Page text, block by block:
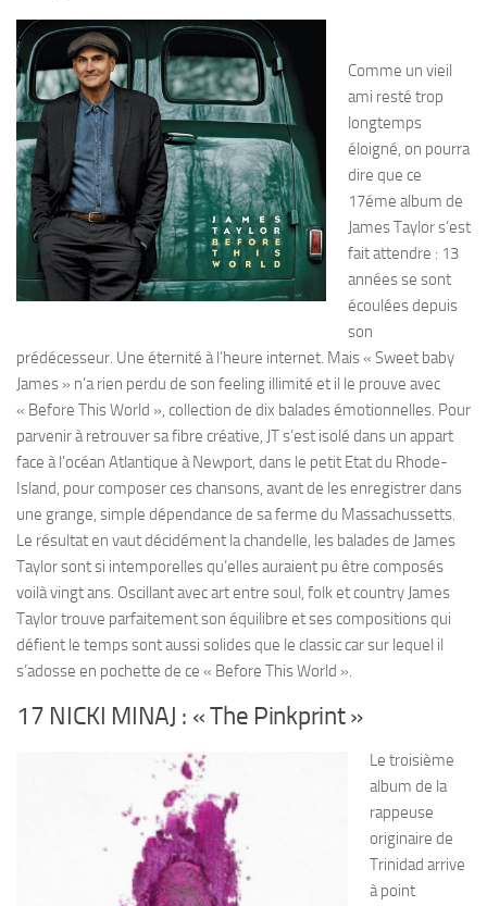
Comme un vieil
ami resté trop
longtemps
éloigné, on pourra
dire que ce
17éme album de
James Taylor s’est
fait attendre : 13
années se sont
écoulées depuis
son
prédécesseur. Une éternité à l’heure internet. Mais « Sweet baby
James » n’a rien perdu de son feeling illimité et il le prouve avec
« Before This World », collection de dix balades émotionnelles. Pour
parvenir à retrouver sa fibre créative, JT s’est isolé dans un appart
face à l’océan Atlantique à Newport, dans le petit Etat du Rhode-
Island, pour composer ces chansons, avant de les enregistrer dans
une grange, simple dépendance de sa ferme du Massachussetts.
Le résultat en vaut décidément la chandelle, les balades de James
Taylor sont si intemporelles qu’elles auraient pu être composés
voilà vingt ans. Oscillant avec art entre soul, folk et country James
Taylor trouve parfaitement son équilibre et ses compositions qui
défient le temps sont aussi solides que le classic car sur lequel il
s’adosse en pochette de ce « Before This World ».
17 NICKI MINAJ : « The Pinkprint »
Le troisième
album de la
rappeuse
originaire de
Trinidad arrive
à point